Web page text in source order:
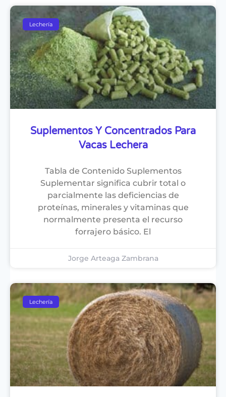
Lechería
Suplementos Y Concentrados Para
Vacas Lechera
Tabla de Contenido Suplementos
Suplementar significa cubrir total o
parcialmente las deficiencias de
proteínas, minerales y vitaminas que
normalmente presenta el recurso
forrajero básico. El
Jorge Arteaga Zambrana
Lechería